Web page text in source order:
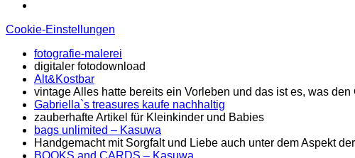
Cookie-Einstellungen
fotografie-malerei
digitaler fotodownload
Alt&Kostbar
vintage Alles hatte bereits ein Vorleben und das ist es, was
Gabriella`s treasures kaufe nachhaltig
zauberhafte Artikel für Kleinkinder und Babies
bags unlimited – Kasuwa
Handgemacht mit Sorgfalt und Liebe auch unter dem Aspekt
BOOKS and CARDS – Kasuwa